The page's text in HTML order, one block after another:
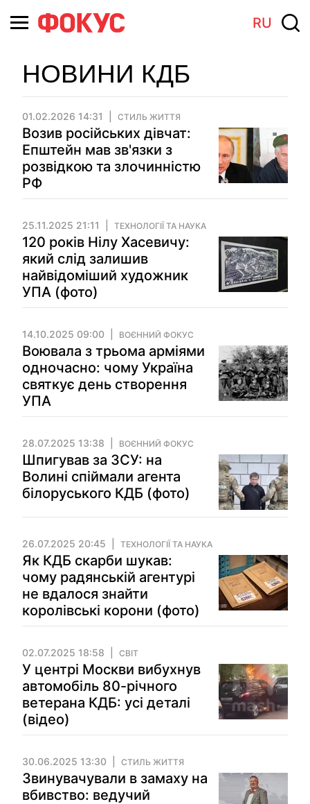
RU
НОВИНИ КДБ
01.02.2026 14:31 СТИЛЬ ЖИТТЯ
Возив російських дівчат:
Епштейн мав зв'язки з
розвідкою та злочинністю
РФ
25.11.2025 21:11 ТЕХНОЛОГІЇ ТА НАУКА
120 років Нілу Хасевичу:
який слід залишив
найвідоміший художник
УПА (фото)
14.10.2025 09:00 ВОЄННИЙ ФОКУС
Воювала з трьома арміями
одночасно: чому Україна
святкує день створення
УПА
28.07.2025 13:38 ВОЄННИЙ ФОКУС
Шпигував за ЗСУ: на
Волині спіймали агента
білоруського КДБ (фото)
26.07.2025 20:45 ТЕХНОЛОГІЇ ТА НАУКА
Як КДБ скарби шукав:
чому радянській агентурі
не вдалося знайти
королівські корони (фото)
02.07.2025 18:58 СВІТ
У центрі Москви вибухнув
автомобіль 80-річного
ветерана КДБ: усі деталі
(відео)
30.06.2025 13:30 СТИЛЬ ЖИТТЯ
Звинувачували в замаху на
вбивство: ведучий